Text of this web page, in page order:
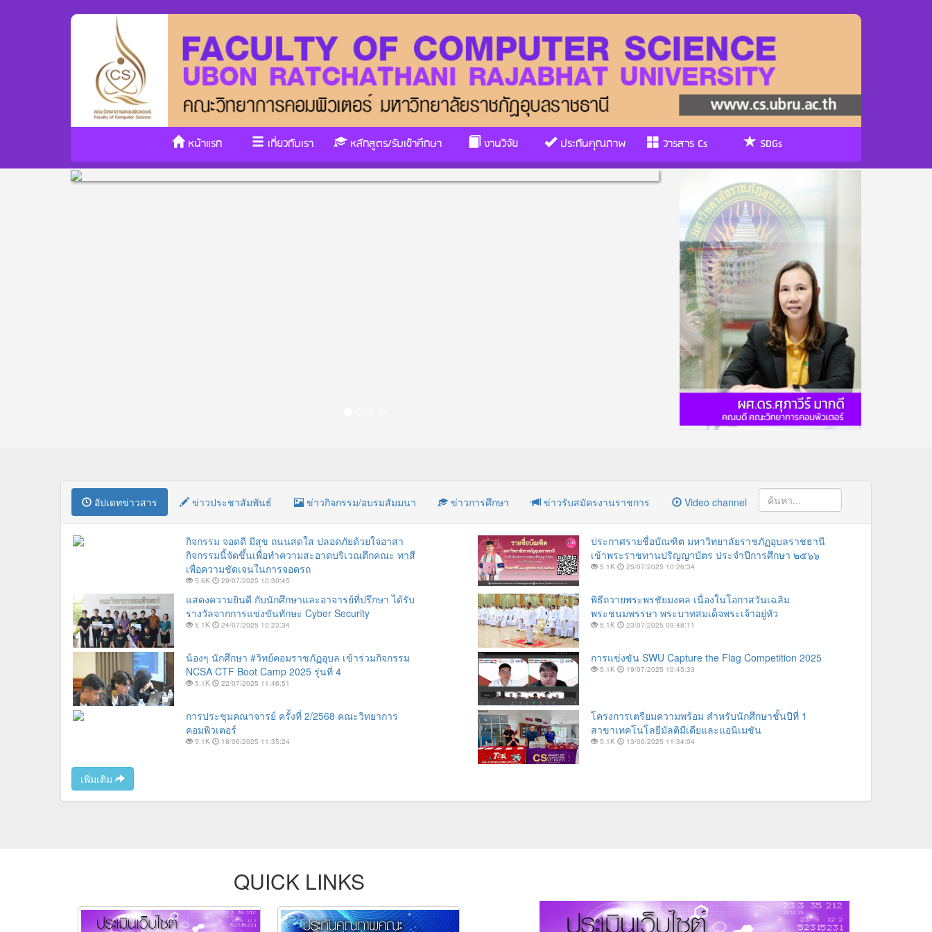
หน้าแรก เกี่ยวกับเรา หลักสูตร/รับเข้าศึกษา งานวิจัย ประกันคุณภาพ วารสาร Cs SDGs
อัปเดทข่าวสาร ข่าวประชาสัมพันธ์ ข่าวกิจกรรม/อบรมสัมมนา ข่าวการศึกษา ข่าวรับสมัครงานราชการ Video channel
กิจกรรม จอดดี มีสุข ถนนสดใส ปลอดภัยด้วยใจอาสา
กิจกรรมนี้จัดขึ้นเพื่อทำความสะอาดบริเวณตึกคณะ ทาสี
เพื่อความชัดเจนในการจอดรถ
5.6K 29/07/2025 10:30:45
ประกาศรายชื่อบัณฑิต มหาวิทยาลัยราชภัฏอุบลราชธานี
เข้าพระราชทานปริญญาบัตร ประจำปีการศึกษา ๒๕๖๖
5.1K 25/07/2025 10:26:34
แสดงความยินดี กับนักศึกษาและอาจารย์ที่ปรึกษา ได้รับ
รางวัลจากการแข่งขันทักษะ Cyber Security
5.1K 24/07/2025 10:23:34
พิธีถวายพระพรชัยมงคล เนื่องในโอกาสวันเฉลิม
พระชนมพรรษา พระบาทสมเด็จพระเจ้าอยู่หัว
5.1K 23/07/2025 09:48:11
น้องๆ นักศึกษา #วิทย์คอมราชภัฏอุบล เข้าร่วมกิจกรรม
NCSA CTF Boot Camp 2025 รุ่นที่ 4
5.1K 22/07/2025 11:46:51
การแข่งขัน SWU Capture the Flag Competition 2025
5.1K 19/07/2025 10:45:33
การประชุมคณาจารย์ ครั้งที่ 2/2568 คณะวิทยาการ
คอมพิวเตอร์
5.1K 18/06/2025 11:35:24
โครงการเตรียมความพร้อม สำหรับนักศึกษาชั้นปีที่ 1
สาขาเทคโนโลยีมัลติมีเดียและแอนิเมชัน
5.1K 13/06/2025 11:34:04
เพิ่มเติม
QUICK LINKS